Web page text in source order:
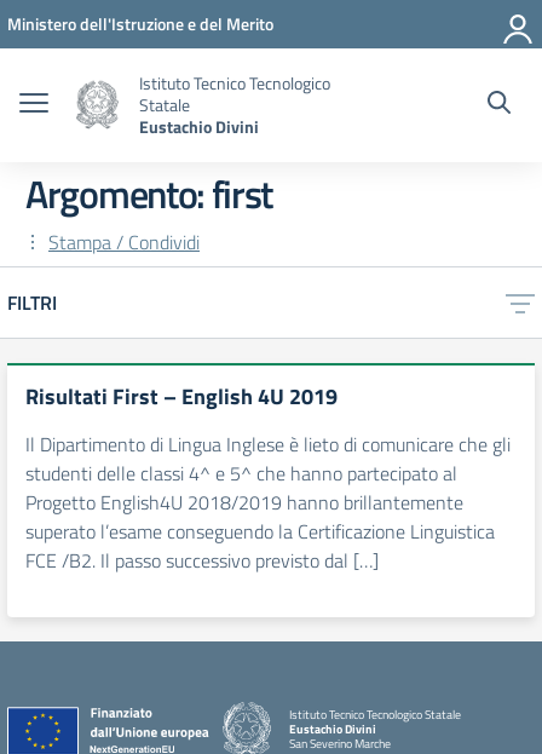
Vai ai contenuti
Vai al menu di navigazione
Vai al footer
Ministero dell'Istruzione e del Merito
Istituto Tecnico Tecnologico
Statale
Eustachio Divini
Argomento: first
Stampa / Condividi
FILTRI
Risultati First – English 4U 2019
Il Dipartimento di Lingua Inglese è lieto di comunicare che gli
studenti delle classi 4^ e 5^ che hanno partecipato al
Progetto English4U 2018/2019 hanno brillantemente
superato l’esame conseguendo la Certificazione Linguistica
FCE /B2. Il passo successivo previsto dal […]
Istituto Tecnico Tecnologico Statale
Eustachio Divini
San Severino Marche